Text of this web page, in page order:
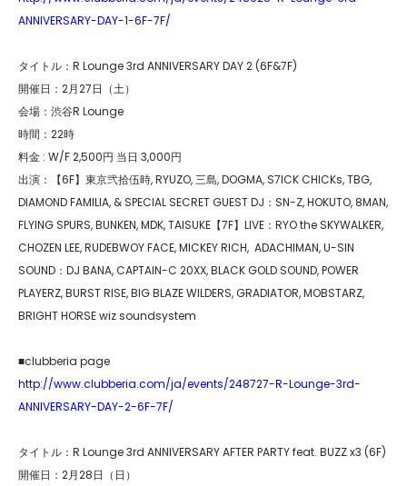
ANNIVERSARY-DAY-1-6F-7F/
タイトル：R Lounge 3rd ANNIVERSARY DAY 2 (6F&7F)
開催日：2月27日（土）
会場：渋谷R Lounge
時間：22時
料金 : W/F 2,500円 当日 3,000円
出演：【6F】東京弐拾伍時, RYUZO, 三島, DOGMA, S7ICK CHICKs, TBG,
DIAMOND FAMILIA, & SPECIAL SECRET GUEST DJ：SN-Z, HOKUTO, 8MAN,
FLYING SPURS, BUNKEN, MDK, TAISUKE【7F】LIVE：RYO the SKYWALKER,
CHOZEN LEE, RUDEBWOY FACE, MICKEY RICH, ADACHIMAN, U-SIN
SOUND：DJ BANA, CAPTAIN-C 20XX, BLACK GOLD SOUND, POWER
PLAYERZ, BURST RISE, BIG BLAZE WILDERS, GRADIATOR, MOBSTARZ,
BRIGHT HORSE wiz soundsystem
■clubberia page
http://www.clubberia.com/ja/events/248727-R-Lounge-3rd-
ANNIVERSARY-DAY-2-6F-7F/
タイトル：R Lounge 3rd ANNIVERSARY AFTER PARTY feat. BUZZ x3 (6F)
開催日：2月28日（日）